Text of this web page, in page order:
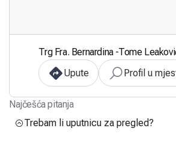
Trg Fra. Bernardina -Tome
Upute
Profil u
Najčešća pitanja
Trebam li uputnicu za pregled?